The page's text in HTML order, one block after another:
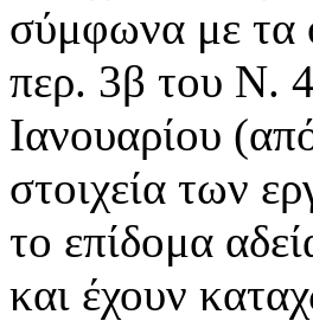
σύμφωνα με τα
περ. 3β του Ν.
Ιανουαρίου
στοιχεία των
το επίδομα
και έχουν